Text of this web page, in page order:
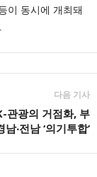
이 동시에 개최돼
다음 기사
관광의 거점화, 부
남‧전남 ‘의기투합’